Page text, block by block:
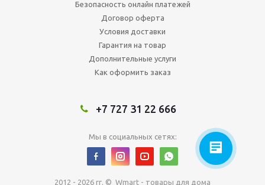
Безопасность онлайн платежей
Договор оферта
Условия доставки
Гарантия на товар
Дополнительные услуги
Как оформить заказ
+7 727 31 22 666
Мы в социальных сетях:
2012 - 2026 гг. © Wmart - товары для дома